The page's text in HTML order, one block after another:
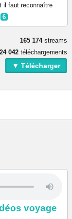
il faut reconnaître
6
165 174streams
24 042 téléchargements
▼ Télécharger
voyage